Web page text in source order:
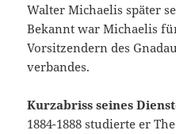
Walter Michaelis später
Bekannt war Michaelis
Vorsitzendern des
verbandes.
Kurzabriss seines
1884-1888 studierte er